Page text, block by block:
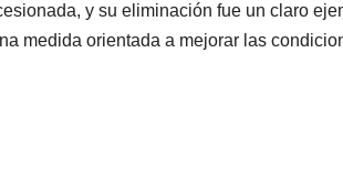
y su eliminación fue un claro
medida orientada a mejorar las